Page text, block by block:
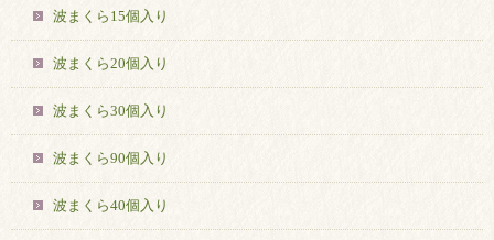
波まくら15個入り
波まくら20個入り
波まくら30個入り
波まくら90個入り
波まくら40個入り